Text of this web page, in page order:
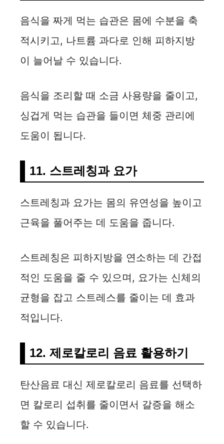
음식을 짜게 먹는 습관은 몸에 수분을 축
적시키고, 나트륨 과다로 인해 피하지방
이 늘어날 수 있습니다.
음식을 조리할 때 소금 사용량을 줄이고,
싱겁게 먹는 습관을 들이면 체중 관리에
도움이 됩니다.
11. 스트레칭과 요가
스트레칭과 요가는 몸의 유연성을 높이고
근육을 풀어주는 데 도움을 줍니다.
스트레칭은 피하지방을 연소하는 데 간접
적인 도움을 줄 수 있으며, 요가는 신체의
균형을 잡고 스트레스를 줄이는 데 효과
적입니다.
12. 제로칼로리 음료 활용하기
탄산음료 대신 제로칼로리 음료를 선택하
면 칼로리 섭취를 줄이면서 갈증을 해소
할 수 있습니다.